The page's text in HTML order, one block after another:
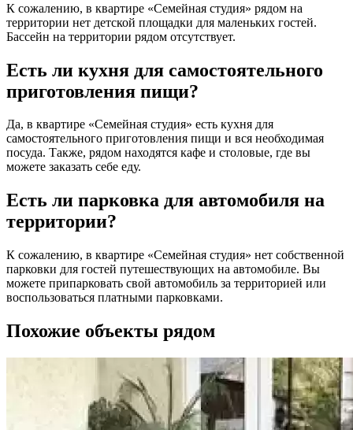
К сожалению, в квартире «Семейная студия» рядом на
территории нет детской площадки для маленьких гостей.
Бассейн на территории рядом отсутствует.
Есть ли кухня для самостоятельного
приготовления пищи?
Да, в квартире «Семейная студия» есть кухня для
самостоятельного приготовления пищи и вся необходимая
посуда. Также, рядом находятся кафе и столовые, где вы
можете заказать себе еду.
Есть ли парковка для автомобиля на
территории?
К сожалению, в квартире «Семейная студия» нет собственной
парковки для гостей путешествующих на автомобиле. Вы
можете припарковать свой автомобиль за территорией или
воспользоваться платными парковками.
Похожие объекты рядом